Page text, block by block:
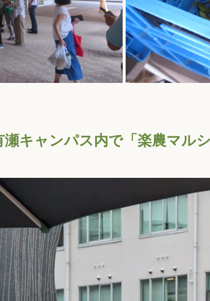
キャンパス内で「楽農マル